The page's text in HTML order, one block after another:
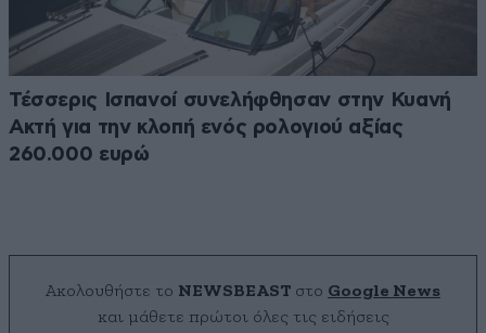
Τέσσερις Ισπανοί συνελήφθησαν στην Κυανή
Ακτή για την κλοπή ενός ρολογιού αξίας
260.000 ευρώ
Ακολουθήστε το NEWSBEAST στο Google News
και μάθετε πρώτοι όλες τις ειδήσεις